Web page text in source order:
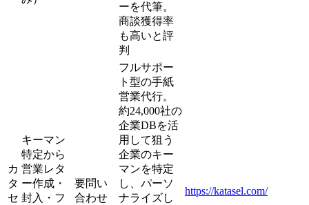
ーを代筆。
商談獲得率
も高いと評
判
カ
タ
セ
キーマン
特定から
営業レタ
ー作成・
封入・フ
要問い
合わせ
フルサポー
ト型の手紙
営業代行。
約24,000社の
企業DBを活
用して狙う
企業のキー
マンを特定
し、パーソ
ナライズし
https://katasel.com/